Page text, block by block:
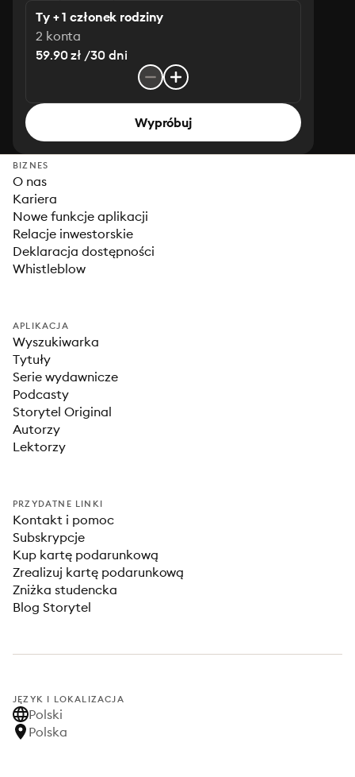
Ty + 1 członek rodziny
2 konta
59.90 zł /30 dni
Wypróbuj
BIZNES
O nas
Kariera
Nowe funkcje aplikacji
Relacje inwestorskie
Deklaracja dostępności
Whistleblow
APLIKACJA
Wyszukiwarka
Tytuły
Serie wydawnicze
Podcasty
Storytel Original
Autorzy
Lektorzy
PRZYDATNE LINKI
Kontakt i pomoc
Subskrypcje
Kup kartę podarunkową
Zrealizuj kartę podarunkową
Zniżka studencka
Blog Storytel
JĘZYK I LOKALIZACJA
Polski
Polska